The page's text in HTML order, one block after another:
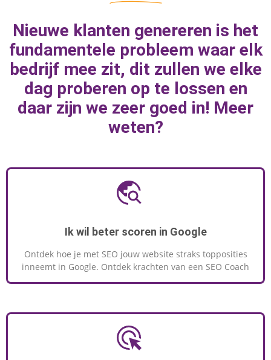
marketingknoppen te draaien om naar
geweldige resultaten toe te werken.
MEER INFORMATIE
Nieuwe klanten genereren is het
fundamentele probleem waar elk
bedrijf mee zit, dit zullen we elke
dag proberen op te lossen en
daar zijn we zeer goed in! Meer
weten?
Ik wil beter scoren in Google
Ontdek hoe je met SEO jouw website straks topposities
inneemt in Google. Ontdek krachten van een SEO Coach